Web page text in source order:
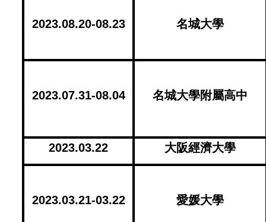
2023.08.20-08.23 名城大學
2023.07.31-08.04 名城大學附屬高中
2023.03.22 大阪經濟大學
2023.03.21-03.22 愛媛大學